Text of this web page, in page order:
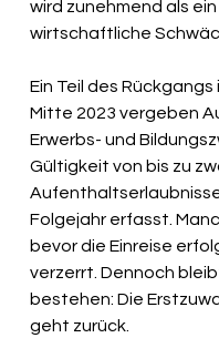
wird zunehmend als
wirtschaftliche
Ein Teil des
Mitte 2023 vergeben
Erwerbs- und
Gültigkeit von bis zu
Folgejahr erfasst.
bevor die Einreise
verzerrt. Dennoch
bestehen: Die
geht zurück.